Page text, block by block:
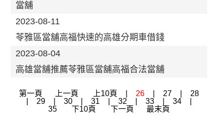
當舖
2023-08-11
苓雅區當舖高福快速的高雄分期車借錢
2023-08-04
高雄當舖推薦苓雅區當舖高福合法當舖
第一頁 上一頁 上10頁 26 27
28
29 30 31 32 33 34
35
下10頁 下一頁 最末頁